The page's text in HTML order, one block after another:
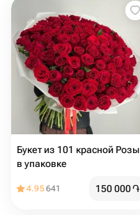
Букет из 101 красной Розы
в упаковке
4.95641 150 000֏